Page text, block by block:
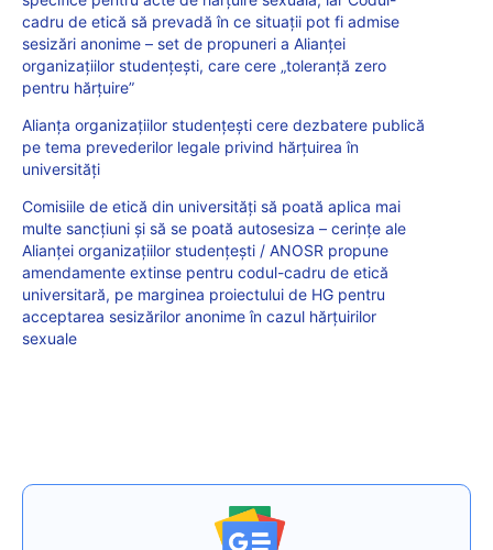
cadru de etică să prevadă în ce situații pot fi admise
sesizări anonime – set de propuneri a Alianței
organizațiilor studențești, care cere „toleranță zero
pentru hărțuire”
Alianța organizațiilor studențești cere dezbatere publică
pe tema prevederilor legale privind hărțuirea în
universități
Comisiile de etică din universități să poată aplica mai
multe sancțiuni și să se poată autosesiza – cerințe ale
Alianței organizațiilor studențești / ANOSR propune
amendamente extinse pentru codul-cadru de etică
universitară, pe marginea proiectului de HG pentru
acceptarea sesizărilor anonime în cazul hărțuirilor
sexuale